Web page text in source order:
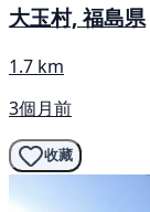
大玉村, 福島県
1.7 km
3個月前
收藏